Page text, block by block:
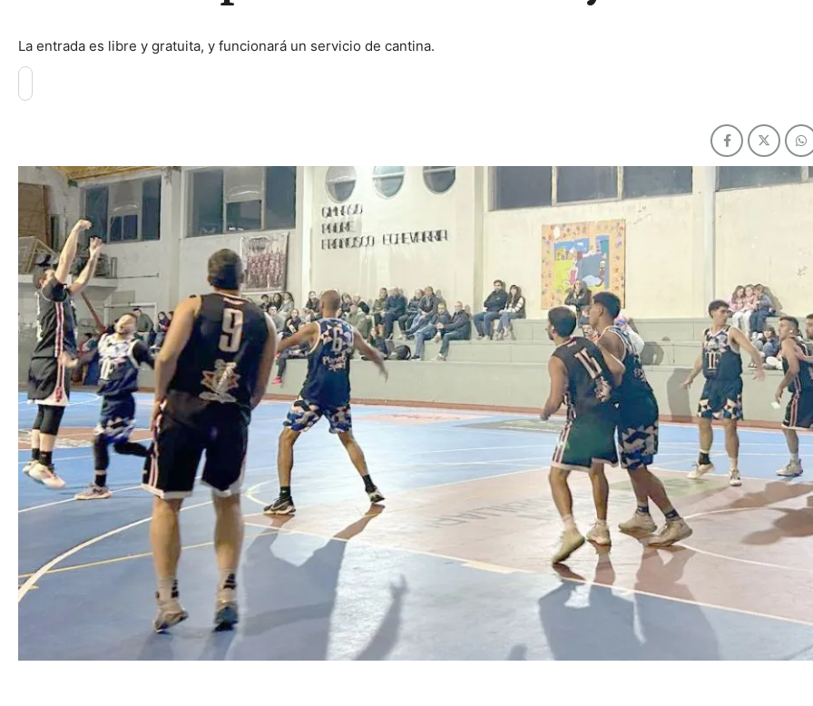
La entrada es libre y gratuita, y funcionará un servicio de cantina.